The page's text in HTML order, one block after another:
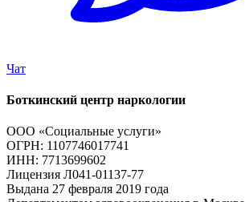
Чат
Боткинский центр наркологии
ООО «Социальные услуги»
ОГРН: 1107746017741
ИНН: 7713699602
Лицензия Л041-01137-77
Выдана 27 февраля 2019 года